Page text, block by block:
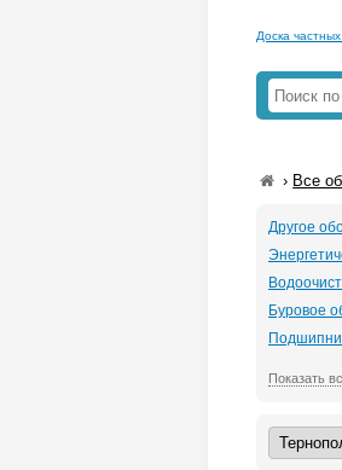
Доска
› Все
Другое
Буровое
Показать